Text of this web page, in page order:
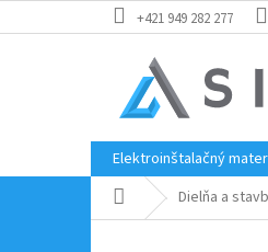
na
+421 949 282 277
Elektroinštalačný
DomovDielňa a